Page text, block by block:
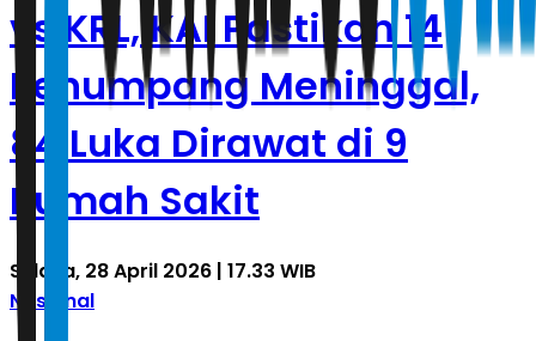
vs KRL, KAI Pastikan 14
Penumpang Meninggal,
84 Luka Dirawat di 9
Rumah Sakit
Selasa, 28 April 2026 | 17.33 WIB
Nasional